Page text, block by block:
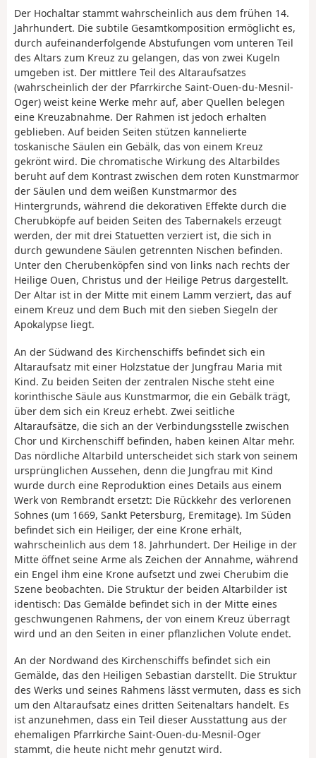
Der Hochaltar stammt wahrscheinlich aus dem frühen 14.
Jahrhundert. Die subtile Gesamtkomposition ermöglicht es,
durch aufeinanderfolgende Abstufungen vom unteren Teil
des Altars zum Kreuz zu gelangen, das von zwei Kugeln
umgeben ist. Der mittlere Teil des Altaraufsatzes
(wahrscheinlich der der Pfarrkirche Saint-Ouen-du-Mesnil-
Oger) weist keine Werke mehr auf, aber Quellen belegen
eine Kreuzabnahme. Der Rahmen ist jedoch erhalten
geblieben. Auf beiden Seiten stützen kannelierte
toskanische Säulen ein Gebälk, das von einem Kreuz
gekrönt wird. Die chromatische Wirkung des Altarbildes
beruht auf dem Kontrast zwischen dem roten Kunstmarmor
der Säulen und dem weißen Kunstmarmor des
Hintergrunds, während die dekorativen Effekte durch die
Cherubköpfe auf beiden Seiten des Tabernakels erzeugt
werden, der mit drei Statuetten verziert ist, die sich in
durch gewundene Säulen getrennten Nischen befinden.
Unter den Cherubenköpfen sind von links nach rechts der
Heilige Ouen, Christus und der Heilige Petrus dargestellt.
Der Altar ist in der Mitte mit einem Lamm verziert, das auf
einem Kreuz und dem Buch mit den sieben Siegeln der
Apokalypse liegt.
An der Südwand des Kirchenschiffs befindet sich ein
Altaraufsatz mit einer Holzstatue der Jungfrau Maria mit
Kind. Zu beiden Seiten der zentralen Nische steht eine
korinthische Säule aus Kunstmarmor, die ein Gebälk trägt,
über dem sich ein Kreuz erhebt. Zwei seitliche
Altaraufsätze, die sich an der Verbindungsstelle zwischen
Chor und Kirchenschiff befinden, haben keinen Altar mehr.
Das nördliche Altarbild unterscheidet sich stark von seinem
ursprünglichen Aussehen, denn die Jungfrau mit Kind
wurde durch eine Reproduktion eines Details aus einem
Werk von Rembrandt ersetzt: Die Rückkehr des verlorenen
Sohnes (um 1669, Sankt Petersburg, Eremitage). Im Süden
befindet sich ein Heiliger, der eine Krone erhält,
wahrscheinlich aus dem 18. Jahrhundert. Der Heilige in der
Mitte öffnet seine Arme als Zeichen der Annahme, während
ein Engel ihm eine Krone aufsetzt und zwei Cherubim die
Szene beobachten. Die Struktur der beiden Altarbilder ist
identisch: Das Gemälde befindet sich in der Mitte eines
geschwungenen Rahmens, der von einem Kreuz überragt
wird und an den Seiten in einer pflanzlichen Volute endet.
An der Nordwand des Kirchenschiffs befindet sich ein
Gemälde, das den Heiligen Sebastian darstellt. Die Struktur
des Werks und seines Rahmens lässt vermuten, dass es sich
um den Altaraufsatz eines dritten Seitenaltars handelt. Es
ist anzunehmen, dass ein Teil dieser Ausstattung aus der
ehemaligen Pfarrkirche Saint-Ouen-du-Mesnil-Oger
stammt, die heute nicht mehr genutzt wird.